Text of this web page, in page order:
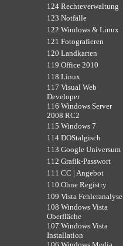
124 Rechteverwaltung
123 Notfälle
122 Windows & Linux
121 Fotografieren
120 Landkarten
119 Office 2010
118 Linux
117 Visual Web
Developer
116 Windows Server
2008 RC2
115 Windows 7
114 DOStalgisch
113 Google Universum
112 Grafik-Passwort
111 CC | Angebot
110 Ohne Registry
109 Vista Fehleranalyse
108 Windows Vista
Oberfläche
107 Windows Vista
Installation